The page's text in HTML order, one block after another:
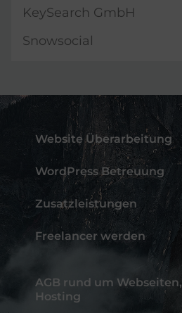
KeySearch GmbH
Snowsocial
Website Überarbeitung
WordPress Betreuung
Zusatzleistungen
Freelancer werden
AGB rund um
Hosting